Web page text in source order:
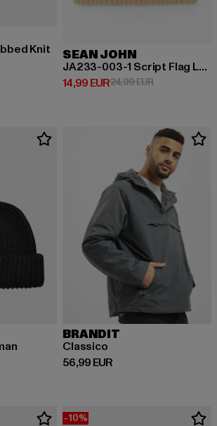
Knit
en promotion: 24,99 EUR
SEAN JOHN
JA233-003-1 Script Flag Label Short Beanie
14,99 EUR
Prix courant: 14,99 EUR
24,99 EURPrix en
BRANDIT
Classico
56,99 EUR
Prix courant: 56,99 EUR
-10%